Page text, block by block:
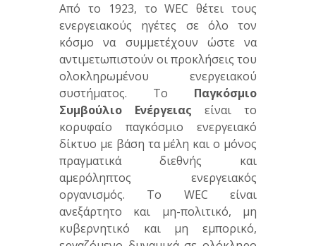
Από το 1923, το WEC θέτει τους
ενεργειακούς ηγέτες σε όλο τον
κόσμο να συμμετέχουν ώστε να
αντιμετωπιστούν οι προκλήσεις του
ολοκληρωμένου ενεργειακού
συστήματος. Το Παγκόσμιο
Συμβούλιο Ενέργειας είναι το
κορυφαίο παγκόσμιο ενεργειακό
δίκτυο με βάση τα μέλη και ο μόνος
πραγματικά διεθνής και
αμερόληπτος ενεργειακός
οργανισμός. Το WEC είναι
ανεξάρτητο και μη-πολιτικό, μη
κυβερνητικό και μη εμπορικό,